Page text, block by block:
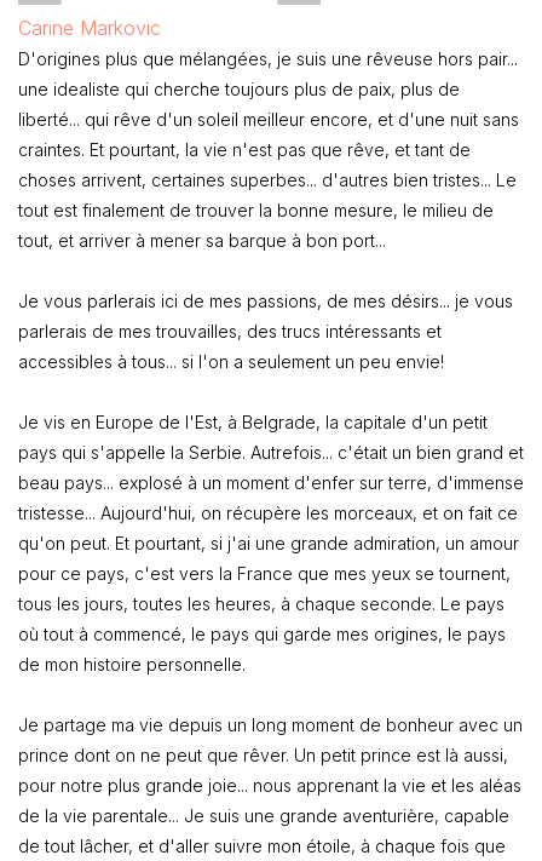
Carine Markovic
D'origines plus que mélangées, je suis une rêveuse hors pair...
une idealiste qui cherche toujours plus de paix, plus de
liberté... qui rêve d'un soleil meilleur encore, et d'une nuit sans
craintes. Et pourtant, la vie n'est pas que rêve, et tant de
choses arrivent, certaines superbes... d'autres bien tristes... Le
tout est finalement de trouver la bonne mesure, le milieu de
tout, et arriver à mener sa barque à bon port...
Je vous parlerais ici de mes passions, de mes désirs... je vous
parlerais de mes trouvailles, des trucs intéressants et
accessibles à tous... si l'on a seulement un peu envie!
Je vis en Europe de l'Est, à Belgrade, la capitale d'un petit
pays qui s'appelle la Serbie. Autrefois... c'était un bien grand et
beau pays... explosé à un moment d'enfer sur terre, d'immense
tristesse... Aujourd'hui, on récupère les morceaux, et on fait ce
qu'on peut. Et pourtant, si j'ai une grande admiration, un amour
pour ce pays, c'est vers la France que mes yeux se tournent,
tous les jours, toutes les heures, à chaque seconde. Le pays
où tout à commencé, le pays qui garde mes origines, le pays
de mon histoire personnelle.
Je partage ma vie depuis un long moment de bonheur avec un
prince dont on ne peut que rêver. Un petit prince est là aussi,
pour notre plus grande joie... nous apprenant la vie et les aléas
de la vie parentale... Je suis une grande aventurière, capable
de tout lâcher, et d'aller suivre mon étoile, à chaque fois que